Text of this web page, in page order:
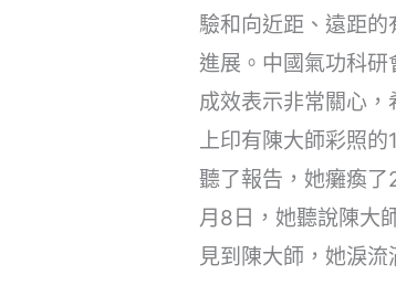
驗和向近距、遠距
進展。中國氣功科
成效表示非常關心
上印有陳大師彩照
聽了報告，她癱瘓
月8日，她聽說陳大
見到陳大師，她淚